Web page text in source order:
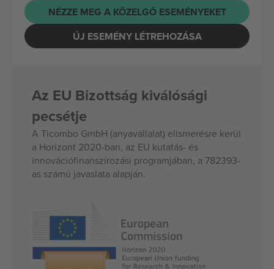
NÉZZE MEG A KÖZELGŐ ESEMÉNYEKET
ÚJ ESEMÉNY LÉTREHOZÁSA
Az EU Bizottság kiválósági
pecsétje
A Ticombo GmbH (anyavállalat) elismerésre kerül
a Horizont 2020-ban, az EU kutatás- és
innovációfinanszírozási programjában, a 782393-
as számú javaslata alapján.